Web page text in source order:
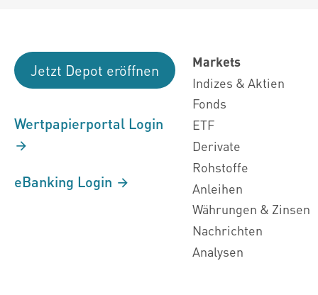
Jetzt Depot eröffnen
Wertpapierportal Login
eBanking Login
Markets
Indizes & Aktien
Fonds
ETF
Derivate
Rohstoffe
Anleihen
Währungen & Zinsen
Nachrichten
Analysen